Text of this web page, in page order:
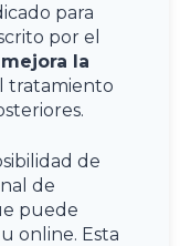
para
por el
mejora la
tratamiento
de
de
puede
online. Esta